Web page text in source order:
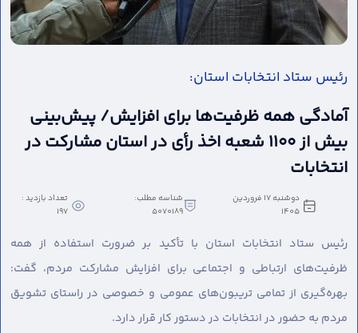
رئیس ستاد انتخابات استان:
آمادگی همه ظرفیت‌ها برای افزایش/ پیش‌بینی
بیش از ۱۱۰۰ شعبه اخذ رأی در استان مشارکت در
انتخابات
دوشنبه 17 فروردین
1405
شناسه مطلب:
5070189
تعداد بازدید :
197
رئیس ستاد انتخابات استان با تأکید بر ضرورت استفاده از همه
ظرفیت‌های ارتباطی و اجتماعی برای افزایش مشارکت مردم، گفت:
بهره‌گیری از تمامی تریبون‌های عمومی و خصوصی در راستای تشویق
مردم به حضور در انتخابات در دستور کار قرار دارد.